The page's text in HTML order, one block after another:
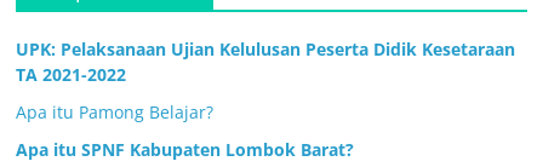
UPK: Pelaksanaan Ujian Kelulusan Peserta Didik Kesetaraan
TA 2021-2022
Apa itu Pamong Belajar?
Apa itu SPNF Kabupaten Lombok Barat?